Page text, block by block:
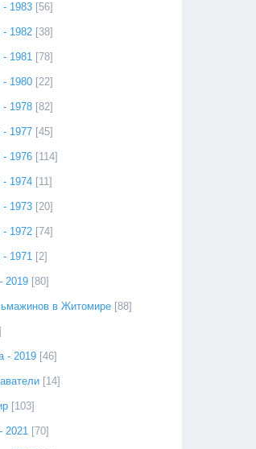
- 1983 [56]
- 1982 [38]
- 1981 [78]
- 1980 [22]
- 1978 [82]
- 1977 [45]
- 1976 [114]
- 1974 [11]
- 1973 [20]
- 1972 [74]
- 1971 [2]
2019 [80]
в Житомире [88]
- 2019 [46]
[14]
[103]
2021 [70]